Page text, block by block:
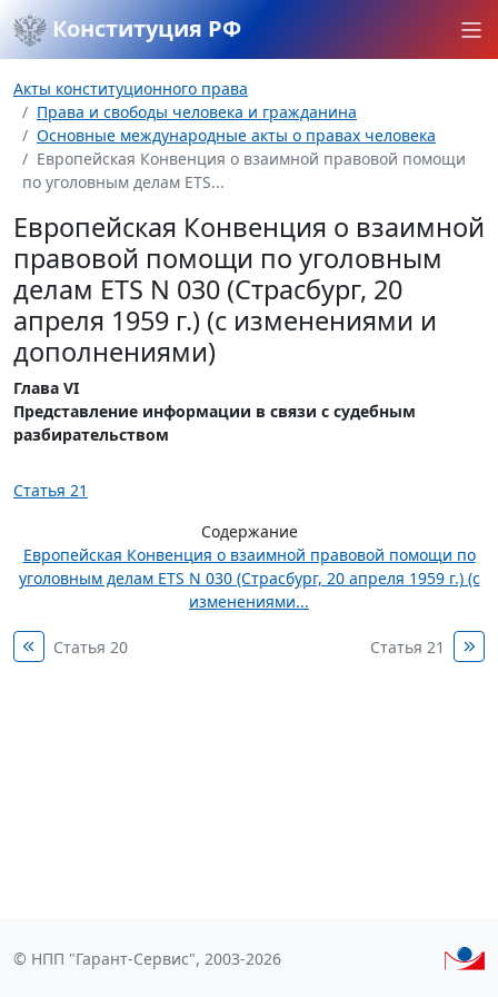
Конституция РФ
Акты конституционного права
Права и свободы человека и гражданина
Основные международные акты о правах человека
Европейская Конвенция о взаимной правовой помощи
по уголовным делам ETS...
Европейская Конвенция о взаимной
правовой помощи по уголовным
делам ETS N 030 (Страсбург, 20
апреля 1959 г.) (с изменениями и
дополнениями)
Глава VI
Представление информации в связи с судебным
разбирательством
Статья 21
Содержание
Европейская Конвенция о взаимной правовой помощи по
уголовным делам ETS N 030 (Страсбург, 20 апреля 1959 г.) (с
изменениями...
Статья 20 Статья 21
© НПП "Гарант-Сервис", 2003-2026